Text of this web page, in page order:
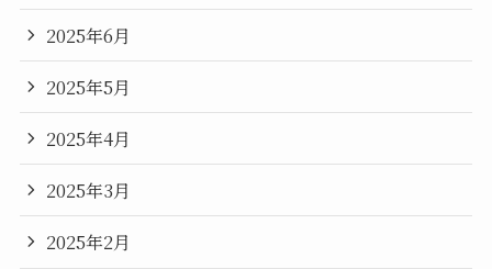
2025年6月
2025年5月
2025年4月
2025年3月
2025年2月